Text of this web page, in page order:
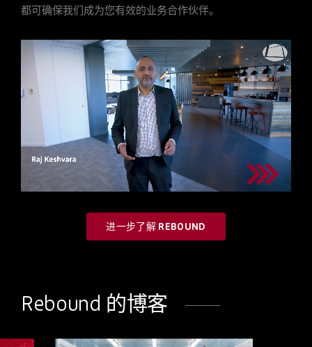
都可确保我们成为您有效的业务合作伙伴。
进一步了解 REBOUND
Rebound 的博客